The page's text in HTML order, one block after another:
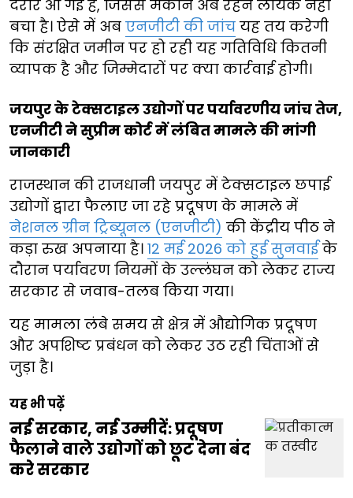
दरारें आ गई हैं, जिससे मकान अब रहने लायक नहीं
बचा है। ऐसे में अब एनजीटी की जांच यह तय करेगी
कि संरक्षित जमीन पर हो रही यह गतिविधि कितनी
व्यापक है और जिम्मेदारों पर क्या कार्रवाई होगी।
जयपुर के टेक्सटाइल उद्योगों पर पर्यावरणीय जांच तेज,
एनजीटी ने सुप्रीम कोर्ट में लंबित मामले की मांगी
जानकारी
राजस्थान की राजधानी जयपुर में टेक्सटाइल छपाई
उद्योगों द्वारा फैलाए जा रहे प्रदूषण के मामले में
नेशनल ग्रीन ट्रिब्यूनल (एनजीटी) की केंद्रीय पीठ ने
कड़ा रुख अपनाया है। 12 मई 2026 को हुई सुनवाईके
दौरान पर्यावरण नियमों के उल्लंघन को लेकर राज्य
सरकार से जवाब-तलब किया गया।
यह मामला लंबे समय से क्षेत्र में औद्योगिक प्रदूषण
और अपशिष्ट प्रबंधन को लेकर उठ रही चिंताओं से
जुड़ा है।
यह भी पढ़ें
नई सरकार, नई उम्मीदें: प्रदूषण
फैलाने वाले उद्योगों को छूट देना बंद
करे सरकार